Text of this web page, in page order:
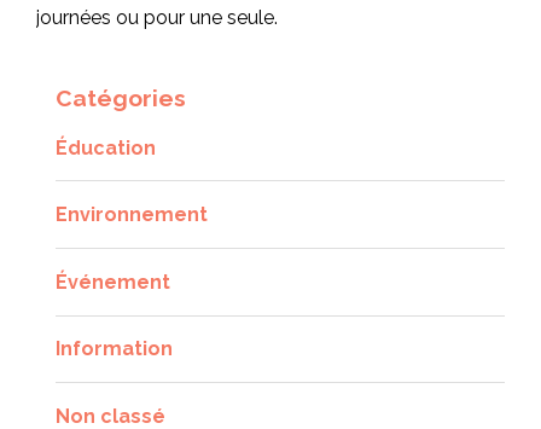
journées ou pour une seule.
Catégories
Éducation
Environnement
Événement
Information
Non classé